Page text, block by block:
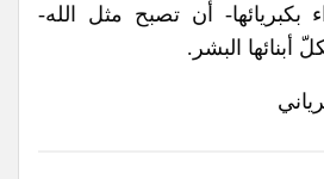
أن تصبح مثل الله-
أبنائها البشر.